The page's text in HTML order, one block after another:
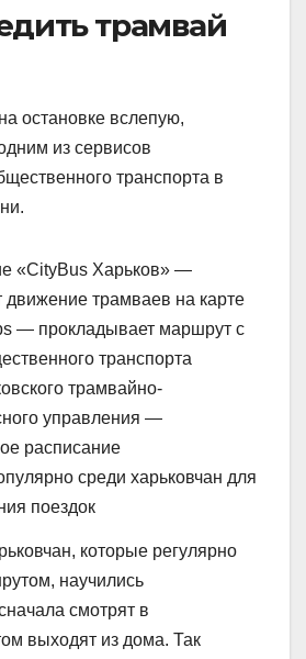
трамвай
остановке вслепую,
из сервисов
транспорта в
«CityBus Харьков» —
движение трамваев на карте
— прокладывает маршрут с
транспорта
трамвайно-
управления —
расписание
среди харьковчан для
поездок
которые регулярно
научились
смотрят в
выходят из дома. Так